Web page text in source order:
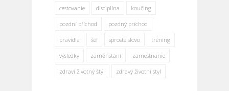
cestovanie disciplína koučing
pozdní příchod pozdný príchod
pravidla šéf sprosté slovo tréning
výsledky zaměnstání zamestnanie
zdraví životný štýl zdravý životní styl